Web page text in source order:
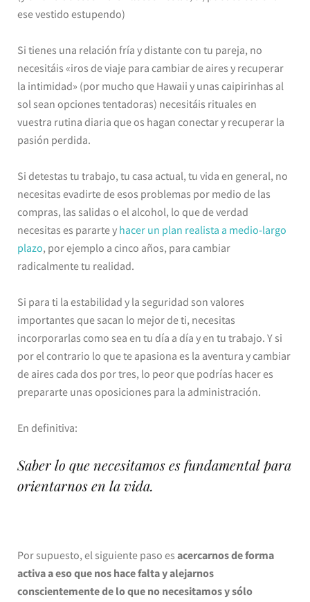
ese vestido estupendo)
Si tienes una relación fría y distante con tu pareja, no
necesitáis «iros de viaje para cambiar de aires y recuperar
la intimidad» (por mucho que Hawaii y unas caipirinhas al
sol sean opciones tentadoras) necesitáis rituales en
vuestra rutina diaria que os hagan conectar y recuperar la
pasión perdida.
Si detestas tu trabajo, tu casa actual, tu vida en general, no
necesitas evadirte de esos problemas por medio de las
compras, las salidas o el alcohol, lo que de verdad
necesitas es pararte y hacer un plan realista a medio-largo
plazo, por ejemplo a cinco años, para cambiar
radicalmente tu realidad.
Si para ti la estabilidad y la seguridad son valores
importantes que sacan lo mejor de ti, necesitas
incorporarlas como sea en tu día a día y en tu trabajo. Y si
por el contrario lo que te apasiona es la aventura y cambiar
de aires cada dos por tres, lo peor que podrías hacer es
prepararte unas oposiciones para la administración.
En definitiva:
Saber lo que necesitamos es fundamental para
orientarnos en la vida.
Por supuesto, el siguiente paso es acercarnos de forma
activa a eso que nos hace falta y alejarnos
conscientemente de lo que no necesitamos y sólo